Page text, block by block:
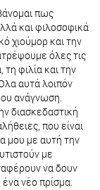
πως
και φιλοσοφικά
χιούμορ και την
όλες τις
φιλία και την
αυτά λοιπόν
ανάγνωση.
διασκεδαστική
που είναι
μου με αυτή την
με
να δουν
νέο πρίσμα.